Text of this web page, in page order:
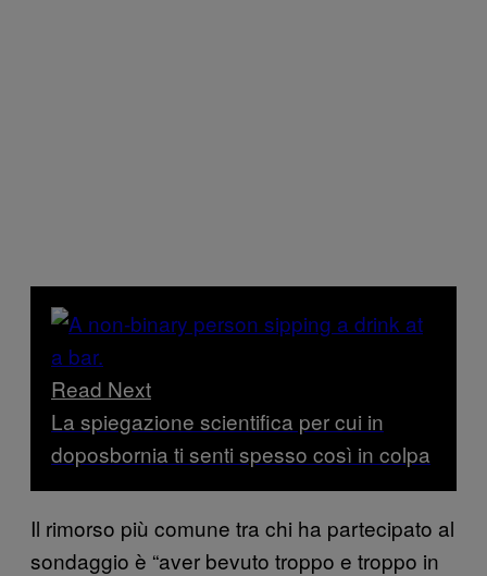
Read Next
La spiegazione scientifica per cui in
doposbornia ti senti spesso così in colpa
Il rimorso più comune tra chi ha partecipato al
sondaggio è “aver bevuto troppo e troppo in